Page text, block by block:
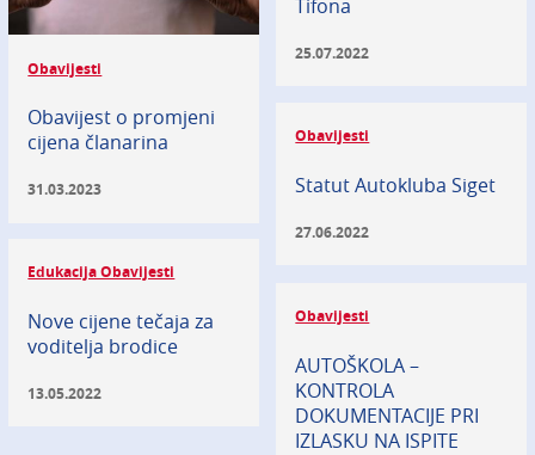
Obavijesti
Obavijest o promjeni
cijena članarina
31.03.2023
Tifona
25.07.2022
Obavijesti
Statut Autokluba Siget
27.06.2022
Edukacija Obavijesti
Nove cijene tečaja za
voditelja brodice
13.05.2022
Obavijesti
AUTOŠKOLA –
KONTROLA
DOKUMENTACIJE PRI
IZLASKU NA ISPITE